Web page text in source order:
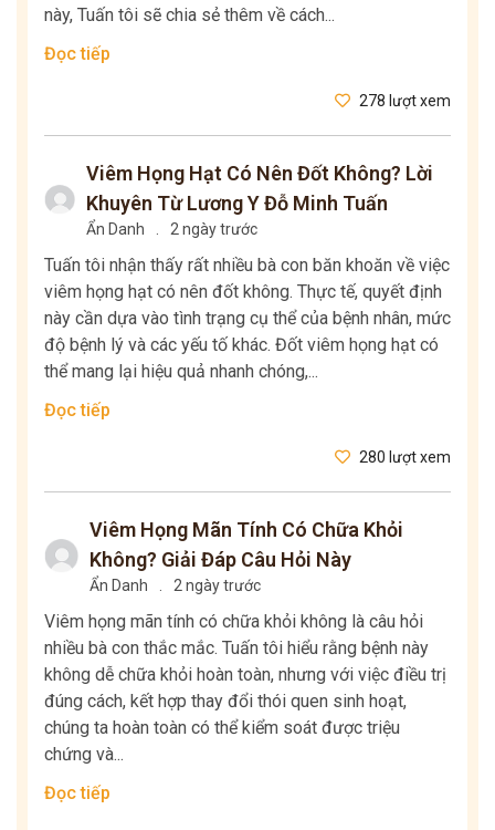
này, Tuấn tôi sẽ chia sẻ thêm về cách...
Đọc tiếp
278 lượt xem
Viêm Họng Hạt Có Nên Đốt Không? Lời
Khuyên Từ Lương Y Đỗ Minh Tuấn
Ẩn Danh 2 ngày trước
Tuấn tôi nhận thấy rất nhiều bà con băn khoăn về việc
viêm họng hạt có nên đốt không. Thực tế, quyết định
này cần dựa vào tình trạng cụ thể của bệnh nhân, mức
độ bệnh lý và các yếu tố khác. Đốt viêm họng hạt có
thể mang lại hiệu quả nhanh chóng,...
Đọc tiếp
280 lượt xem
Viêm Họng Mãn Tính Có Chữa Khỏi
Không? Giải Đáp Câu Hỏi Này
Ẩn Danh 2 ngày trước
Viêm họng mãn tính có chữa khỏi không là câu hỏi
nhiều bà con thắc mắc. Tuấn tôi hiểu rằng bệnh này
không dễ chữa khỏi hoàn toàn, nhưng với việc điều trị
đúng cách, kết hợp thay đổi thói quen sinh hoạt,
chúng ta hoàn toàn có thể kiểm soát được triệu
chứng và...
Đọc tiếp